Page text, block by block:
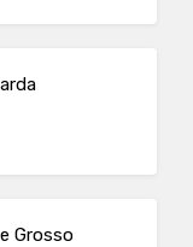
Grosso